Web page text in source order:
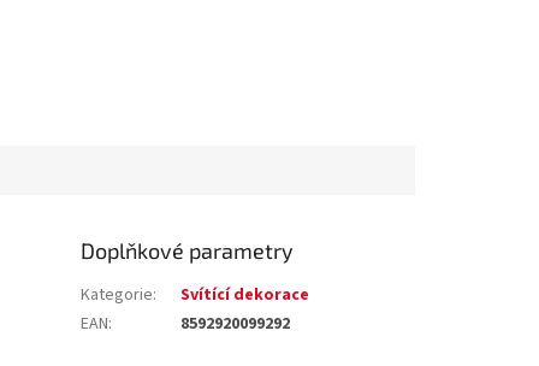
Doplňkové parametry
Kategorie:
Svítící dekorace
EAN: 8592920099292